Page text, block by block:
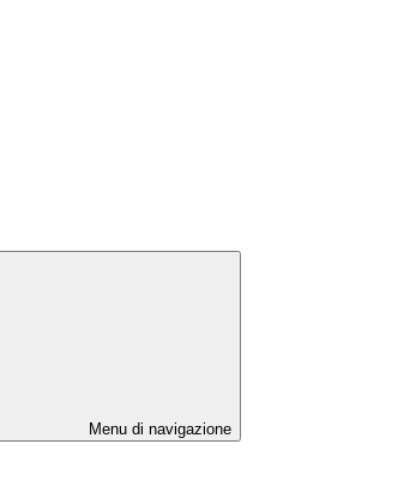
Menu di navigazione